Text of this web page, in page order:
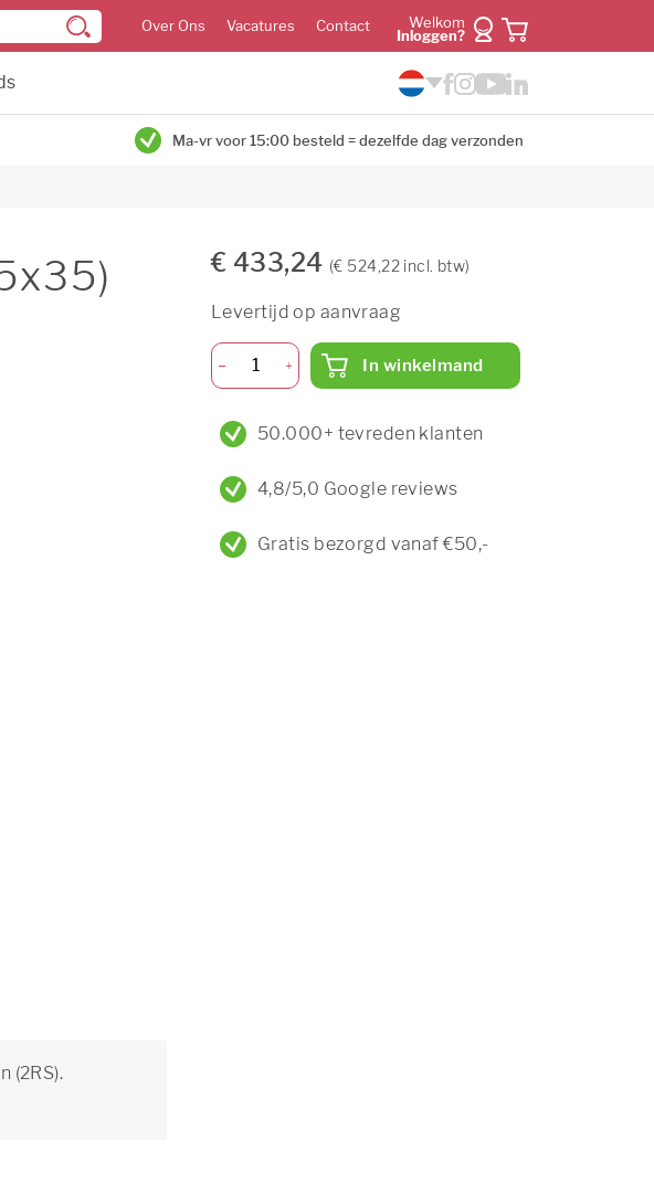
Over Ons Vacatures Contact
Welkom
Inloggen?
Ma-vr voor 15:00 besteld = dezelfde dag verzonden
(2RS).
€ 433,24 (€ 524,22 incl. btw)
Levertijd op aanvraag
In winkelmand
50.000+ tevreden klanten
4,8/5,0 Google reviews
Gratis bezorgd vanaf €50,-